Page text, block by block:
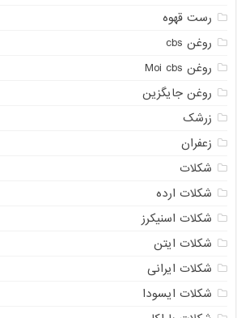
رست قهوه
روغن cbs
روغن Moi cbs
روغن جایگزین
زرشک
زعفران
شکلات
شکلات ارده
شکلات اسنیکرز
شکلات ایتن
شکلات ایرانی
شکلات ایسودا